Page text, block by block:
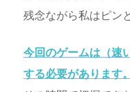
残念ながら私はピン
今回のゲームは（速
する必要があります。